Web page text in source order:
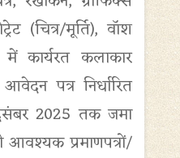
(चित्र/मूर्ति), वॉश
कार्यरत कलाकार
पत्र निर्धारित
2025 तक जमा
प्रमाणपत्रों/